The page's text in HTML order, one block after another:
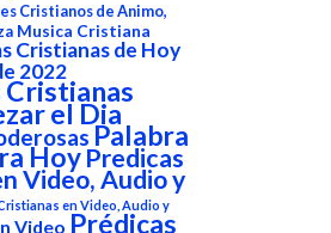
Cristianos de Animo,
Musica Cristiana
Cristianas de Hoy
2022
el Dia
Palabra
HoyPredicas
Video, Audio y
en Video, Audio y
Video Prédicas